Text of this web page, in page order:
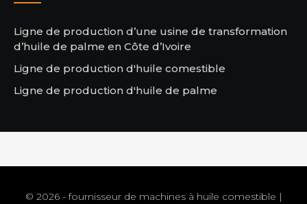
Ligne de production d’une usine de transformation
d’huile de palme en Côte d’Ivoire
Ligne de production d'huile comestible
Ligne de production d'huile de palme
© 2026 - fournisseur de machines à huile comestible |